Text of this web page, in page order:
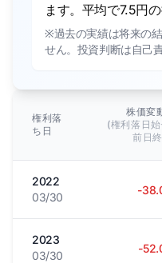
ます。平均で7.5円
※過去の実績は将来の
せん。投資判断は自己
権利落
ち日
株価変
(権利落日
前日
2022
03/30
-
2023
03/30
-